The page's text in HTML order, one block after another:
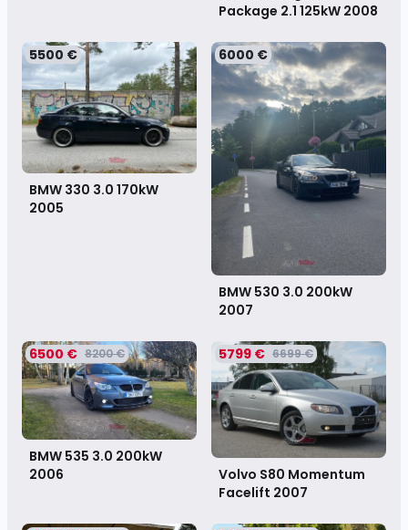
Package 2.1 125kW 2008
5500 €
BMW 330 3.0 170kW
2005
6000 €
BMW 530 3.0 200kW
2007
6500 € 8200 €
BMW 535 3.0 200kW
2006
5799 € 6699 €
Volvo S80 Momentum
Facelift 2007